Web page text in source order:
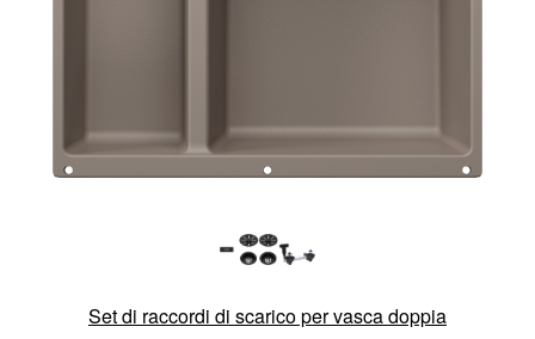
Set di raccordi di scarico per vasca doppia